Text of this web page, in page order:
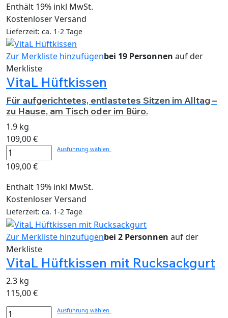
Enthält 19% inkl MwSt.
Kostenloser Versand
Lieferzeit: ca. 1-2 Tage
Zur Merkliste hinzufügenbei 19 Personnen auf der
Merkliste
VitaL Hüftkissen
Für aufgerichtetes, entlastetes Sitzen im Alltag –
zu Hause, am Tisch oder im Büro.
1.9 kg
109,00€
Ausführung wählen
109,00€
Enthält 19% inkl MwSt.
Kostenloser Versand
Lieferzeit: ca. 1-2 Tage
Zur Merkliste hinzufügenbei 2 Personnen auf der
Merkliste
VitaL Hüftkissen mit Rucksackgurt
2.3 kg
115,00€
Ausführung wählen